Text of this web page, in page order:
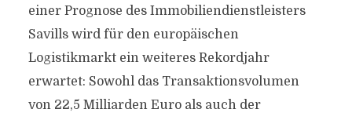
einer Prognose des Immobiliendienstleisters
Savills wird für den europäischen
Logistikmarkt ein weiteres Rekordjahr
erwartet: Sowohl das Transaktionsvolumen
von 22,5 Milliarden Euro als auch der